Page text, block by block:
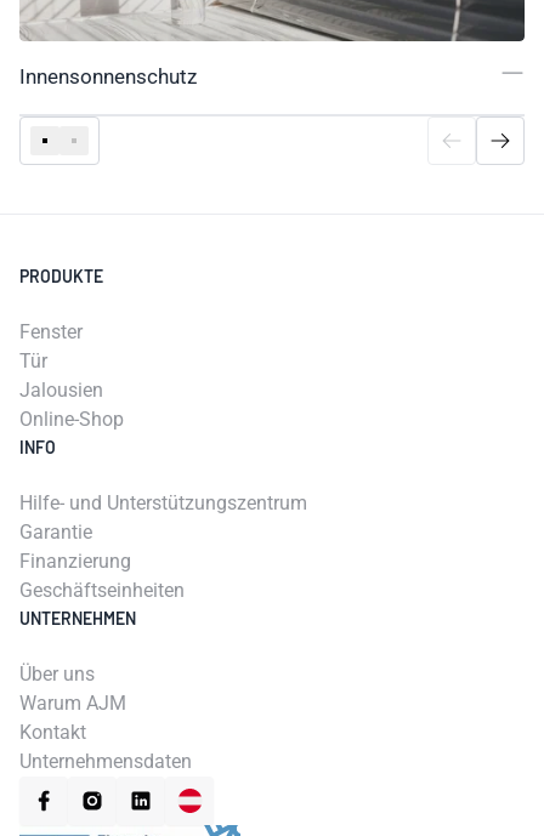
Innensonnenschutz
PRODUKTE
Fenster
Tür
Jalousien
Online-Shop
INFO
Hilfe- und Unterstützungszentrum
Garantie
Finanzierung
Geschäftseinheiten
UNTERNEHMEN
Über uns
Warum AJM
Kontakt
Unternehmensdaten